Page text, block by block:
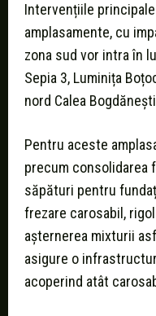
Intervențiile
amplasamente, cu
zona sud vor intra în
Sepia 3, Luminița
nord Calea
Pentru aceste
precum consolidarea
săpături pentru
frezare carosabil,
așternerea mixturii
asigure o
acoperind atât